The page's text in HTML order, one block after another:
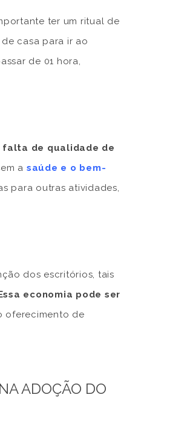
ter um ritual de
casa para ir ao
de 01 hora,
falta de qualidade de
a saúde e o bem-
para outras atividades,
dos escritórios, tais
economia pode ser
oferecimento de
ADOÇÃO DO